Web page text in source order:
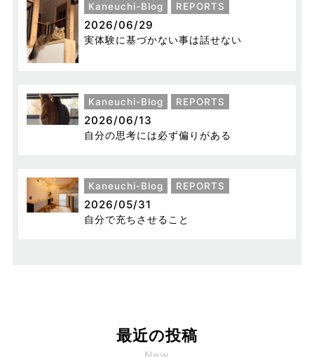
Kaneuchi-Blog REPORTS
2026/06/29
実体験に基づかない事は話せない
Kaneuchi-Blog REPORTS
2026/06/13
自分の思考には必ず偏りがある
Kaneuchi-Blog REPORTS
2026/05/31
自分で充ちさせること
最近の投稿